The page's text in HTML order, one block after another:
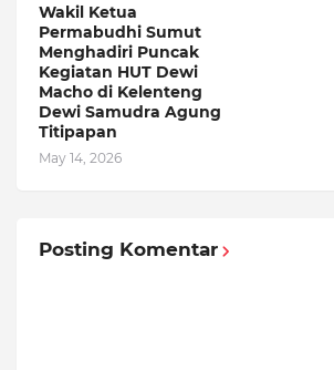
Wakil Ketua
Permabudhi Sumut
Menghadiri Puncak
Kegiatan HUT Dewi
Macho di Kelenteng
Dewi Samudra Agung
Titipapan
May 14, 2026
Posting Komentar